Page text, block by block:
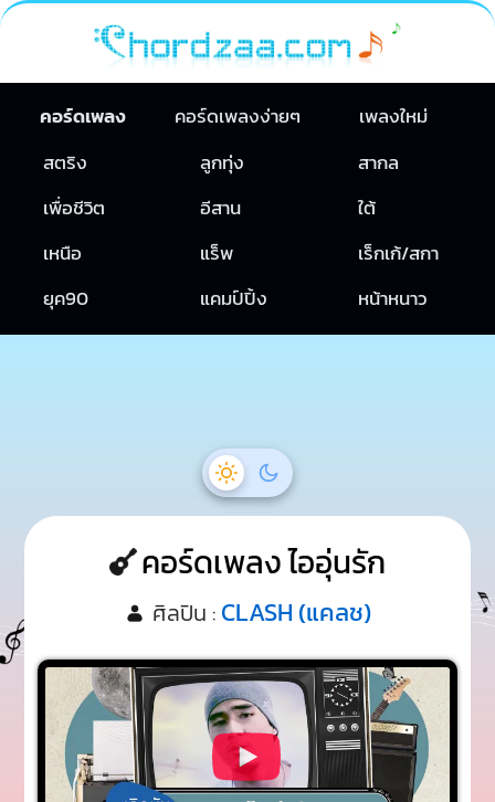
คอร์ดเพลง คอร์ดเพลงง่ายๆ
เพลงใหม่
สตริง
ลูกทุ่ง
สากล
เพื่อชีวิต
อีสาน
ใต้
เหนือ
แร็พ
เร็กเก้/สกา
ยุค90
แคมป์ปิ้ง หน้าหนาว
คอร์ดเพลง ไออุ่นรัก
ศิลปิน : CLASH (แคลช)